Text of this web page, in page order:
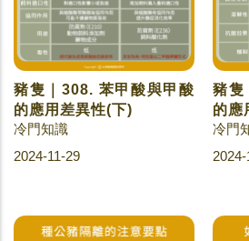
豬隻｜308. 苯甲酸與甲酸
的應用差異性(下)
冷門知識
2024-11-29
豬隻
的應
冷門